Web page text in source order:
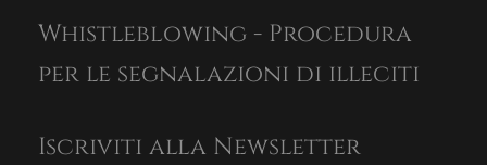
Whistleblowing - Procedura
per le segnalazioni di illeciti
Iscriviti alla Newsletter